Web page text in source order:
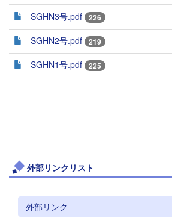
SGHN3号.pdf
226
SGHN2号.pdf
219
SGHN1号.pdf
225
外部リンクリスト
外部リンク